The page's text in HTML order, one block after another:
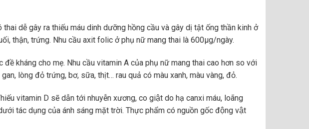
dễ gây ra thiếu máu dinh dưỡng hồng cầu và gây dị tật ống thần kinh ở
thận, trứng. Nhu cầu axit folic ở phụ nữ mang thai là 600µg/ngày.
kháng cho mẹ. Nhu cầu vitamin A của phụ nữ mang thai cao hơn so với
lòng đỏ trứng, bơ, sữa, thịt… rau quả có màu xanh, màu vàng, đỏ.
vitamin D sẽ dẫn tới nhuyễn xương, co giật do hạ canxi máu, loãng
tác dụng của ánh sáng mặt trời. Thực phẩm có nguồn gốc động vật